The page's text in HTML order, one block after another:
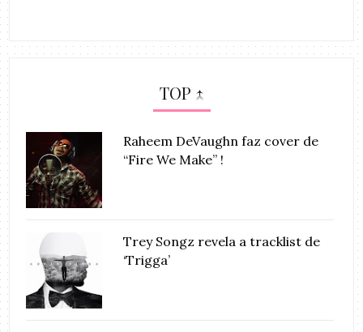
TOP ↑
Raheem DeVaughn faz cover de
“Fire We Make” !
Trey Songz revela a tracklist de
‘Trigga’